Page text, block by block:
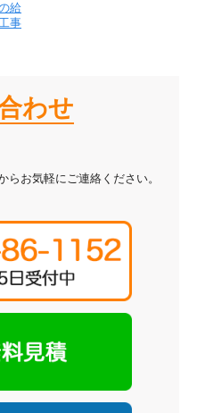
給
事
わせ
らお気軽にご連絡ください。